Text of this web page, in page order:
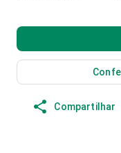
Compartilhar